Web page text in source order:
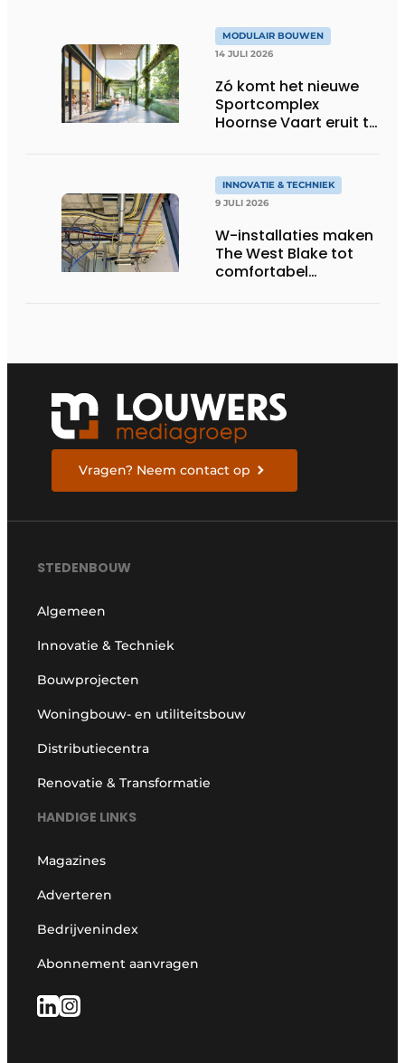
MODULAIR BOUWEN
14 JULI 2026
Zó komt het nieuwe
Sportcomplex
Hoornse Vaart eruit te
INNOVATIE & TECHNIEK
9 JULI 2026
W-installaties maken
The West Blake tot
comfortabel
Vragen? Neem contact op
STEDENBOUW
Algemeen
Innovatie & Techniek
Bouwprojecten
Woningbouw- en utiliteitsbouw
Distributiecentra
Renovatie & Transformatie
HANDIGE LINKS
Magazines
Adverteren
Bedrijvenindex
Abonnement aanvragen